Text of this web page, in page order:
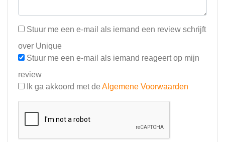
Stuur me een e-mail als iemand een review schrijft
over Unique
Stuur me een e-mail als iemand reageert op mijn
review
Ik ga akkoord met de Algemene Voorwaarden